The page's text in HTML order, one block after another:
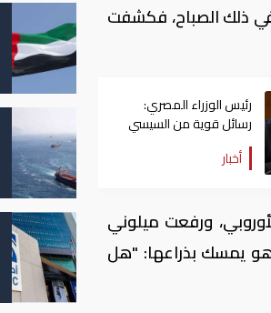
ذلك الصباح، فكشفت
رئيس الوزراء المصري:
رسائل قوية من السيسي
خلال قمة مجموعة السبع
أخبار
ورفعت ميلوني
يمسك بذراعها: "هل